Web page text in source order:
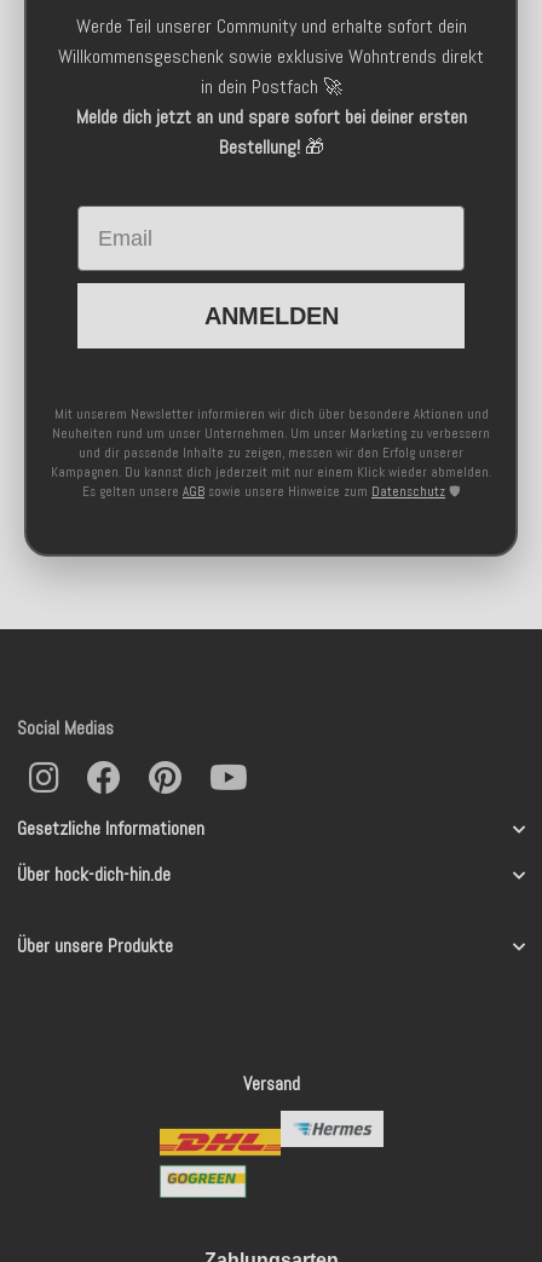
Werde Teil unserer Community und erhalte sofort dein
Willkommensgeschenk sowie exklusive Wohntrends direkt
in dein Postfach 🚀
Melde dich jetzt an und spare sofort bei deiner ersten
Bestellung!🎁
Email
ANMELDEN
Mit unserem Newsletter informieren wir dich über besondere Aktionen und
Neuheiten rund um unser Unternehmen. Um unser Marketing zu verbessern
und dir passende Inhalte zu zeigen, messen wir den Erfolg unserer
Kampagnen. Du kannst dich jederzeit mit nur einem Klick wieder abmelden.
Es gelten unsere AGB sowie unsere Hinweise zum Datenschutz 🛡️
Gesetzliche Informationen
Über hock-dich-hin.de
Über unsere Produkte
Social Medias
Versand